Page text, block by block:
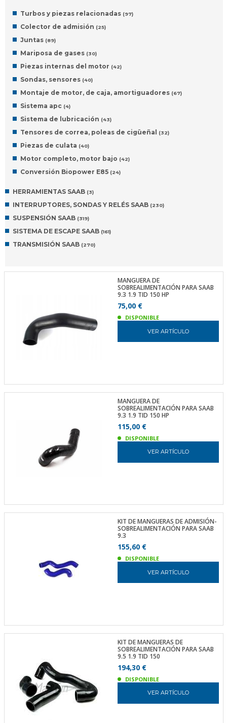
Turbos y piezas relacionadas (97)
Colector de admisión (25)
Juntas (89)
Mariposa de gases (30)
Piezas internas del motor (42)
Sondas, sensores (40)
Montaje de motor, de caja, amortiguadores (67)
Sistema apc (4)
Sistema de lubricación (43)
Tensores de correa, poleas de cigüeñal (32)
Piezas de culata (40)
Motor completo, motor bajo (42)
Conversión Biopower E85 (24)
HERRAMIENTAS SAAB (3)
INTERRUPTORES, SONDAS Y RELÉS SAAB (230)
SUSPENSIÓN SAAB (319)
SISTEMA DE ESCAPE SAAB (161)
TRANSMISIÓN SAAB (270)
MANGUERA DE
SOBREALIMENTACIÓN PARA SAAB
9.3 1.9 TID 150 HP
75,00 €
DISPONIBLE
VER ARTÍCULO
MANGUERA DE
SOBREALIMENTACIÓN PARA SAAB
9.3 1.9 TID 150 HP
115,00 €
DISPONIBLE
VER ARTÍCULO
KIT DE MANGUERAS DE ADMISIÓN-
SOBREALIMENTACIÓN PARA SAAB
9.3
155,60 €
DISPONIBLE
VER ARTÍCULO
KIT DE MANGUERAS DE
SOBREALIMENTACIÓN PARA SAAB
9.5 1.9 TID 150
194,30 €
DISPONIBLE
VER ARTÍCULO